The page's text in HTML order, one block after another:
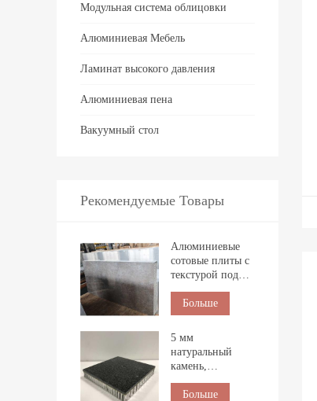
Модульная система облицовки
Алюминиевая Мебель
Ламинат высокого давления
Алюминиевая пена
Вакуумный стол
Рекомендуемые Товары
Алюминиевые
сотовые плиты с
текстурой под
камень для
внутренней
облицовки.
Больше
5 мм
натуральный
камень,
сотовой панелью
Больше